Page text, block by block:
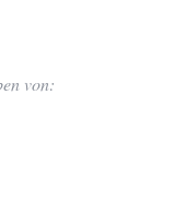
von: